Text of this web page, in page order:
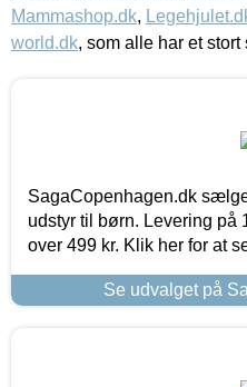
Mammashop.dk,
world.dk, som alle har et
SagaCopenhagen.dk
udstyr til børn. Levering på
over 499 kr. Klik her for at
Se udvalget på